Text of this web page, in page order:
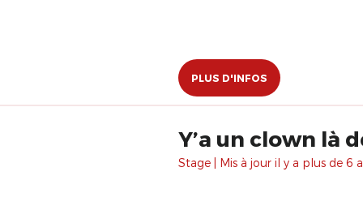
PLUS D'INFOS
Y’a un clown là
Stage | Mis à jour il y a plus de 6